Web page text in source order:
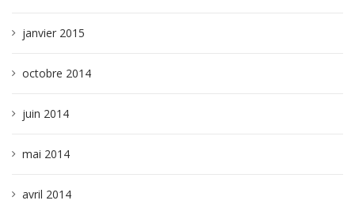
janvier 2015
octobre 2014
juin 2014
mai 2014
avril 2014